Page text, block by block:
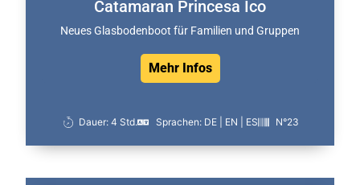
Catamaran Princesa Ico
Neues Glasbodenboot für Familien und Gruppen
Mehr Infos
Dauer: 4 Std. Sprachen: DE | EN | ES N°23